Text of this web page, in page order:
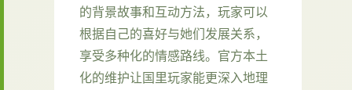
的背景故事和互动方法，玩家可以
根据自己的喜好与她们发展关系，
享受多种化的情感路线。官方本土
化的维护让国里玩家能更深入地理